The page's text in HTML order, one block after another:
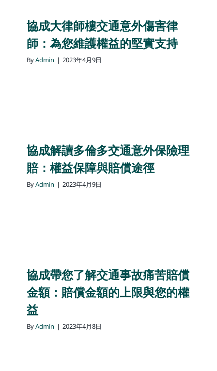
協成大律師樓交通意外傷害律
師：為您維護權益的堅實支持
ByAdmin | 2023年4月9日
協成解讀多倫多交通意外保險理
賠：權益保障與賠償途徑
ByAdmin | 2023年4月9日
協成帶您了解交通事故痛苦賠償
金額：賠償金額的上限與您的權
益
ByAdmin | 2023年4月8日